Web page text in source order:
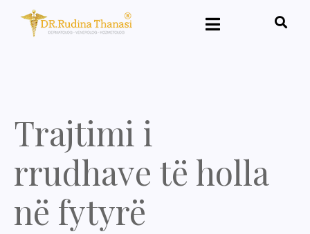
Trajtimi i
rrudhave të holla
në fytyrë